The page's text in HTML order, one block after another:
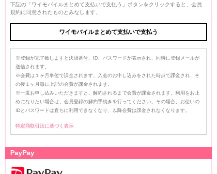
下記の「ワイモバイルまとめて支払いで支払う」ボタンをクリックすると、会員
規約に同意されたものとみなします。
※登録が完了致しますと決済番号、ID、パスワードが表示され、同時に登録メールが
送信されます。
※会費は１ヶ月単位で課金されます。入会のお申し込みをされた時点で課金され、そ
の後１ヶ月毎に上記の会費が課金されます。
※一度お申し込みいただきますと、解約されるまで会費が課金されます。利用をお止
めになりたい場合は、会員登録の解約手続きを行ってください。その場合、お使いの
IDとパスワードは直ちに利用できなくなり、以降会費は課金されなくなります。
特定商取引法に基づく表示
PayPay